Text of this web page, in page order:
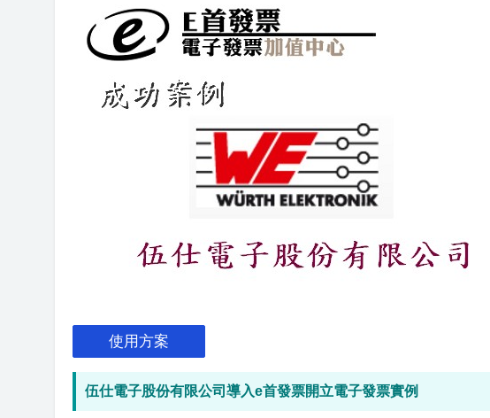
使用方案
伍仕電子股份有限公司導入e首發票開立電子發票實例